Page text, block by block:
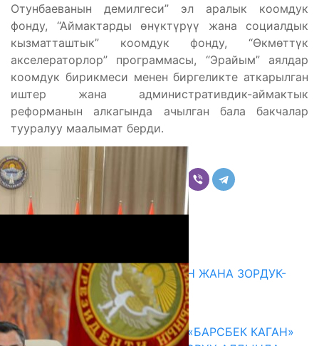
Отунбаеванын демилгеси” эл аралык коомдук
фонду, “Аймактарды өнүктүрүү жана социалдык
кызматташтык” коомдук фонду, “Өкмөттүк
акселераторлор” программасы, “Эрайым” аялдар
коомдук бирикмеси менен биргеликте аткарылган
иштер жана административдик-аймактык
реформанын алкагында ачылган бала бакчалар
тууралуу маалымат берди.
Комментарийлер
ГЕНДЕРДИК БАСМЫРЛООДОН ЖАНА ЗОРДУК-
ЗОМБУЛУКТАН КОРГОО
07.08.2026
КЫРГЫЗ ТАРЫХЫ ТАСМАДА: «БАРСБЕК КАГАН»